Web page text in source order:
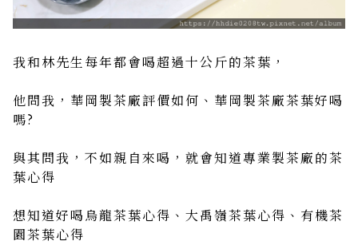
我和林先生每年都會喝超過十公斤的茶葉，
他問我，華岡製茶廠評價如何、華岡製茶廠茶葉好喝
嗎?
與其問我，不如親自來喝，就會知道專業製茶廠的茶
葉心得
想知道好喝烏龍茶葉心得、大禹嶺茶葉心得、有機茶
園茶葉心得